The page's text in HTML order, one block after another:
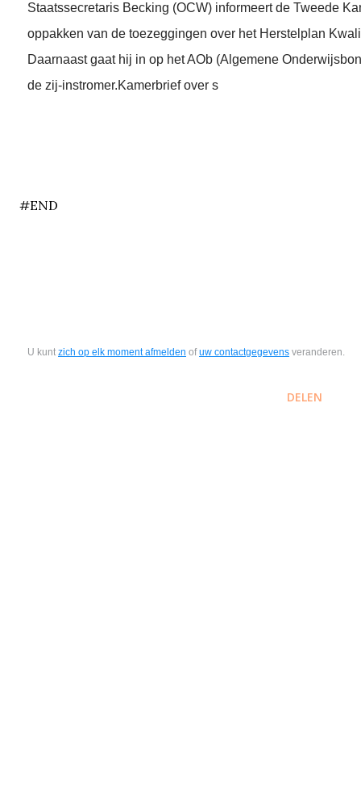
Staatssecretaris Becking (OCW) informeert de Tweede
oppakken van de toezeggingen over het Herstelplan
Daarnaast gaat hij in op het AOb (Algemene
de zij-instromer.Kamerbrief over s
#END
U kunt zich op elk moment afmelden ofuw contactgegevens veranderen.
DELEN